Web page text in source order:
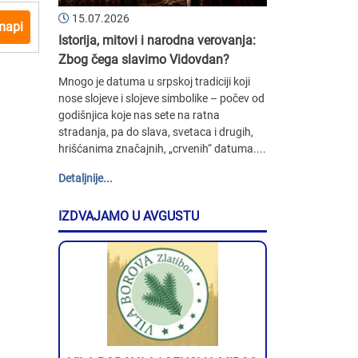
15.07.2026
Istorija, mitovi i narodna verovanja:
Zbog čega slavimo Vidovdan?
Mnogo je datuma u srpskoj tradiciji koji
nose slojeve i slojeve simbolike – počev od
godišnjica koje nas sete na ratna
stradanja, pa do slava, svetaca i drugih,
hrišćanima značajnih, „crvenih“ datuma....
Detaljnije...
IZDVAJAMO U AVGUSTU